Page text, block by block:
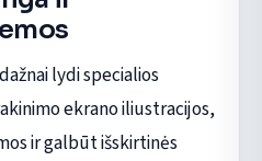
lydi specialios
ekrano iliustracijos,
ir galbūt išskirtinės